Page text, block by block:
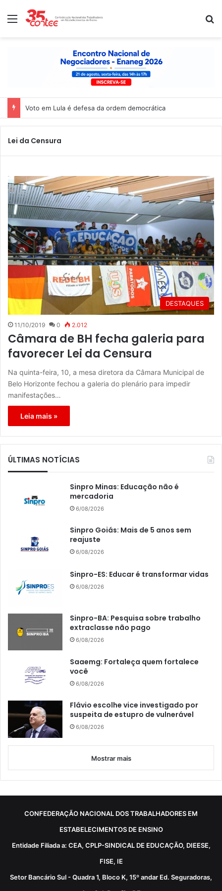
Menu
Voto em Lula é defesa da ordem democrática
Lei da Censura
DESTAQUES
11/10/2019 0 2.012
Câmara de BH fecha galeria para
favorecer Lei da Censura
Na quinta-feira, 10, a mesa diretora da Câmara Municipal de
Belo Horizonte fechou a galeria do plenário para impedir
manifestações…
Leia mais »
ÚLTIMAS NOTÍCIAS
Sinpro Minas: Educação não é
mercadoria
6/08/2026
Sinpro Goiás: Mais de 5 anos sem
reajuste
6/08/2026
Sinpro-ES: Educar é transformar vidas
6/08/2026
Sinpro-BA: Pesquisa sobre trabalho
extraclasse não pago
6/08/2026
Saaemg: Fortaleça quem fortalece
você
6/08/2026
Flávio escolhe vice investigado por
suspeita de estupro de vulnerável
6/08/2026
Mostrar mais
CONFEDERAÇÃO NACIONAL DOS TRABALHADORES EM
ESTABELECIMENTOS DE ENSINO
Entidade Filiada a: CEA, CPLP-SINDICAL DE EDUCAÇÃO, DIEESE,
FISE, IE
Setor Bancário Sul - Quadra 1, Bloco K, 15º andar Ed. Seguradoras,